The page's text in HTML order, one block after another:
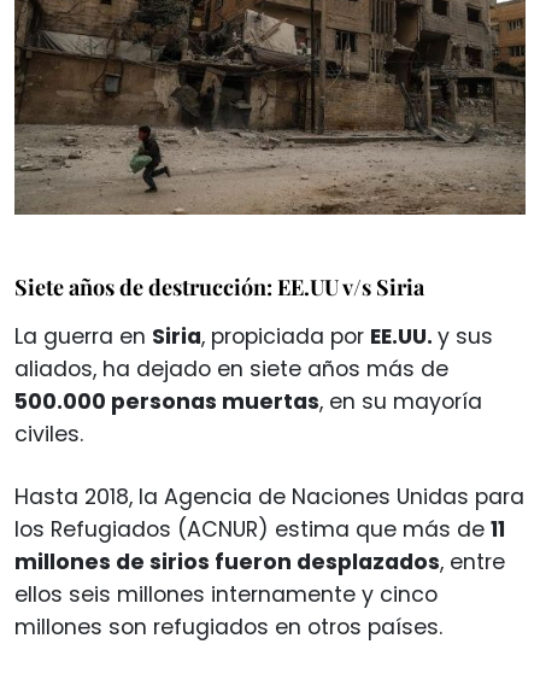
Siete años de destrucción: EE.UU v/s Siria
La guerra en Siria, propiciada por EE.UU. y sus
aliados, ha dejado en siete años más de
500.000 personas muertas, en su mayoría
civiles.
Hasta 2018, la Agencia de Naciones Unidas para
los Refugiados (ACNUR) estima que más de 11
millones de sirios fueron desplazados, entre
ellos seis millones internamente y cinco
millones son refugiados en otros países.